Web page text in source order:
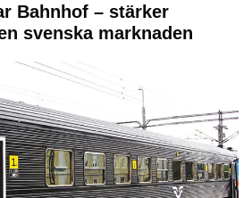
Bahnhof – stärker
svenska marknaden